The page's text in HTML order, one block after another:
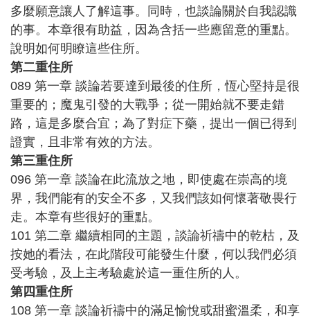
多麼願意讓人了解這事。同時，也談論關於自我認識
的事。本章很有助益，因為含括一些應留意的重點。
說明如何明瞭這些住所。
第二重住所
089 第一章 談論若要達到最後的住所，恆心堅持是很
重要的；魔鬼引發的大戰爭；從一開始就不要走錯
路，這是多麼合宜；為了對症下藥，提出一個已得到
證實，且非常有效的方法。
第三重住所
096 第一章 談論在此流放之地，即使處在崇高的境
界，我們能有的安全不多，又我們該如何懷著敬畏行
走。本章有些很好的重點。
101 第二章 繼續相同的主題，談論祈禱中的乾枯，及
按她的看法，在此階段可能發生什麼，何以我們必須
受考驗，及上主考驗處於這一重住所的人。
第四重住所
108 第一章 談論祈禱中的滿足愉悅或甜蜜溫柔，和享